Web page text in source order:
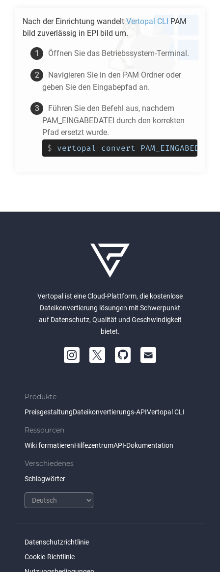
Nach der Einrichtung wandelt Vertopal CLI PAM
bild zuverlässig in EPI bild um.
Öffnen Sie das Betriebssystem-Terminal.
Navigieren Sie in den PAM Ordner oder
geben Sie den Eingabepfad an.
Führen Sie den Befehl aus, nachdem
PAM_EINGABEDATEI durch den korrekten
Pfad ersetzt wurde.
$ vertopal convert
Vertopal ist eine Cloud-Plattform, die kostenlose
Dateikonvertierung lösungen mit Schwerpunkt
auf Datenschutz, Qualität und Geschwindigkeit
bietet.
Produkte
PreisgestaltungDateikonvertierungs-APIVertopal CLI
Ressourcen
Wiki formatierenHilfezentrumAPI-Dokumentation
Verschiedenes
Schlagwörter
Datenschutzrichtlinie
Cookie-Richtlinie